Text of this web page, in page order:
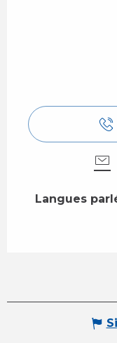
Langues
Langues